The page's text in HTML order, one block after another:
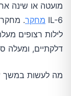
IL-6 מחקר.
דלקתיים, ומעלה
מה לעשות במשך